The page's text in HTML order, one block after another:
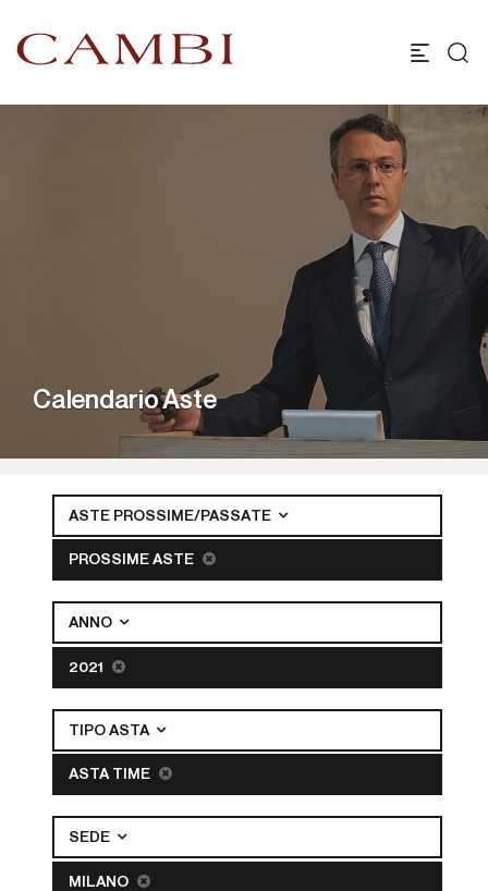
Calendario Aste
ASTE PROSSIME/PASSATE
PROSSIME ASTE
ANNO
2021
TIPO ASTA
ASTA TIME
SEDE
MILANO